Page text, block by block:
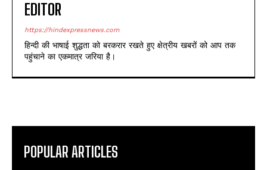
EDITOR
https://hindexpressnews.com
हिन्दी की भाषाई शुद्धता को बरकरार रखते हुए क्षेत्रीय खबरों को आप तक
पहुंचाने का एकमात्र जरिया है।
POPULAR ARTICLES